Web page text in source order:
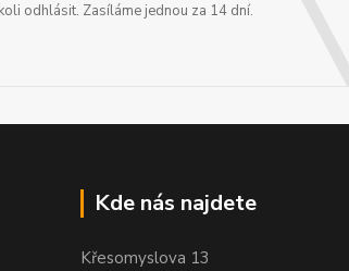
odhlásit. Zasíláme jednou za 14 dní.
Kde nás najdete
Křesomyslova 13